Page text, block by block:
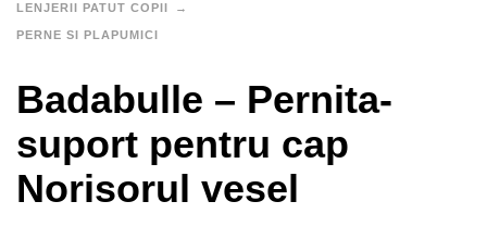
LENJERII PATUT COPII
PERNE SI PLAPUMICI
Badabulle – Pernita-
suport pentru cap
Norisorul vesel